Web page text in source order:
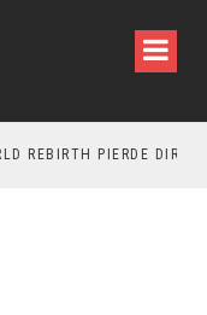
REBIRTH PIERDE